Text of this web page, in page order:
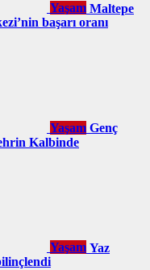
Yaşam Maltepe
başarı oranı
Yaşam Genç
Kalbinde
Yaşam Yaz